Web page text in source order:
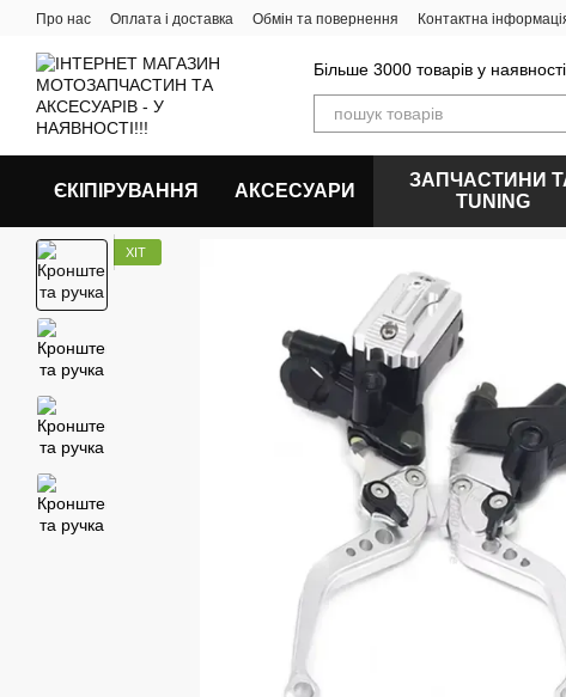
Перейти до основного контенту
Про нас Оплата і доставка Обмін та повернення Контактна
Більше 3000 товарів у
ЄКІПІРУВАННЯ АКСЕСУАРИ
ЗАПЧАСТИНИ
ТUNING
ХІТ